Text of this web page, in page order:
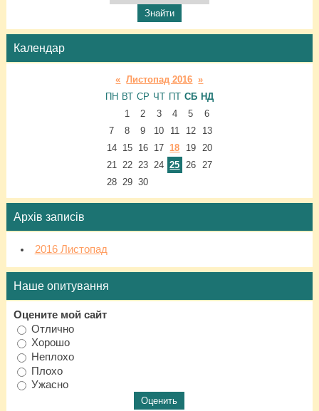
Календар
« Листопад 2016 »
ПН ВТ СР ЧТ ПТ СБ НД
1
2 3 4 5
6
7
8 9 10 11 12
13
14
15 16 17 18 19
20
21
22 23 24 25 26
27
28
29 30
Архів записів
2016 Листопад
Наше опитування
Оцените мой сайт
Отлично
Хорошо
Неплохо
Плохо
Ужасно